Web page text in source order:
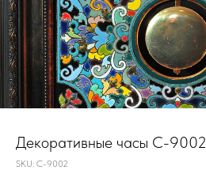
Декоративные часы С-9002
SKU: С-9002